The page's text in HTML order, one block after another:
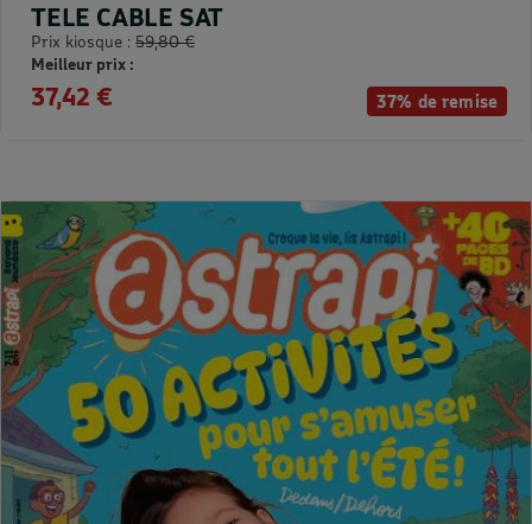
37% de remise
TELE CABLE SAT
Prix kiosque : 59,80 €
Meilleur prix :
37,42 €